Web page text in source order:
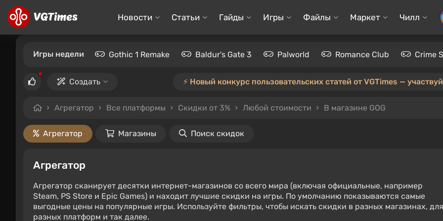
Новости Статьи Гайды Игры Файлы Маркет Чилл
Игры недели Gothic 1 Remake Baldur's Gate 3 Palworld Romance Club Crime
Создать ⚡️ Новый конкурс пользовательских статей от VGTimes —
Агрегатор Все платформы Скидки от 3% Любой стоимости В магазине GOG
Агрегатор Магазины Поиск скидок
Агрегатор
Агрегатор сканирует десятки интернет-магазинов со всего мира (включая официальные, например
Steam, PS Store и Epic Games) и находит лучшие скидки на игры. По умолчанию показываются самые
выгодные цены на популярные игры. Используйте фильтры, чтобы искать скидки в разных магазинах, для
разных платформ и так далее.